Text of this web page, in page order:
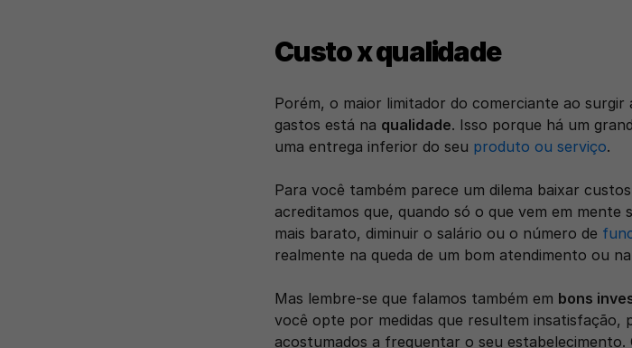
Custo x qualidade
Porém, o maior limitador do comerciante ao surgir
gastos está na qualidade. Isso porque há um
uma entrega inferior do seu produto ou serviço.
Para você também parece um dilema baixar
acreditamos que, quando só o que vem em
mais barato, diminuir o salário ou o número de
realmente na queda de um bom atendimento ou
Mas lembre-se que falamos também em bons
você opte por medidas que resultem insatisfação,
acostumados a frequentar o seu